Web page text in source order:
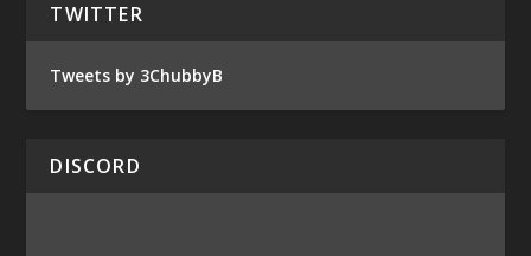
TWITTER
Tweets by 3ChubbyB
DISCORD